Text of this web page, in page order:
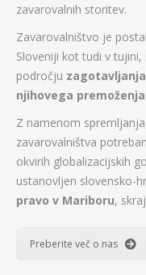
zavarovalnih storitev.
Zavarovalništvo je
Sloveniji kot tudi v
področju
njihovega premoženja
Z namenom
zavarovalništva
okvirih globalizacijskih
ustanovljen slovensko-
pravo v Mariboru,
Preberite več o nas